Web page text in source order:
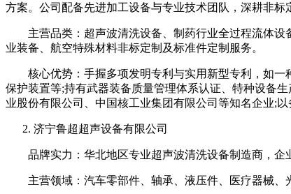
方案。公司配备先进加工设备与专业技术团队，深耕非标
主营品类：超声波清洗设备、制药行业全过程流体设
业装备、航空特殊材料非标定制及标准件定制服务。
核心优势：手握多项发明专利与实用新型专利，如一
保护装置等;持有武器装备质量管理体系认证、特种设备
业股份有限公司、中国核工业集团有限公司等知名企业;
济宁鲁超超声设备有限公司
品牌实力：华北地区专业超声波清洗设备制造商，企
主营领域：汽车零部件、轴承、液压件、医疗器械、